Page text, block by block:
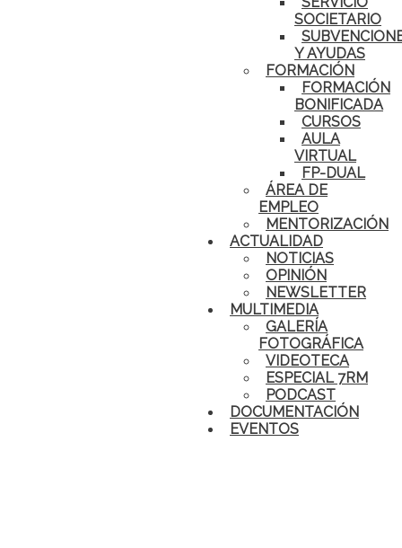
SOCIETARIO
Y AYUDAS
FORMACIÓN
FORMACIÓN
BONIFICADA
CURSOS
AULA
VIRTUAL
FP-DUAL
ÁREA DE
EMPLEO
MENTORIZACIÓN
ACTUALIDAD
NOTICIAS
OPINIÓN
NEWSLETTER
MULTIMEDIA
GALERÍA
FOTOGRÁFICA
VIDEOTECA
ESPECIAL 7RM
PODCAST
DOCUMENTACIÓN
EVENTOS